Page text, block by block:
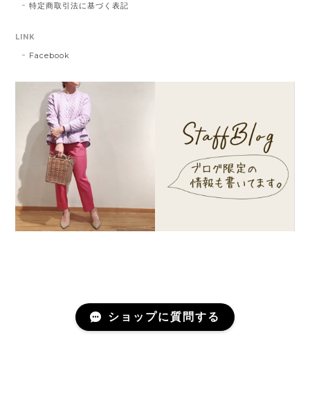
特定商取引法に基づく表記
LINK
Facebook
ショップに質問する